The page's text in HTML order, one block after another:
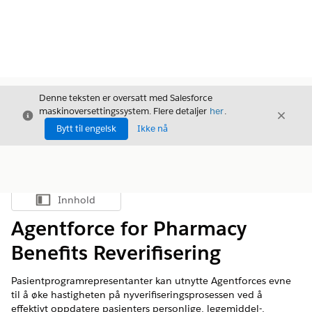
Avslutt
Denne teksten er oversatt med Salesforce
maskinoversettingssystem. Flere detaljer her.
Bytt til engelsk
Ikke nå
Avslutt
Vis innholdsfortegnelse
Innhold
Agentforce for Pharmacy
Benefits Reverifisering
Pasientprogramrepresentanter kan utnytte Agentforces evne
til å øke hastigheten på nyverifiseringsprosessen ved å
effektivt oppdatere pasienters personlige, legemiddel-,